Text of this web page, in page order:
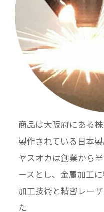
商品は大阪府にある
製作されている日本製
ヤスオカは創業から
ースとし、金属加工
加工技術と精密レー
た